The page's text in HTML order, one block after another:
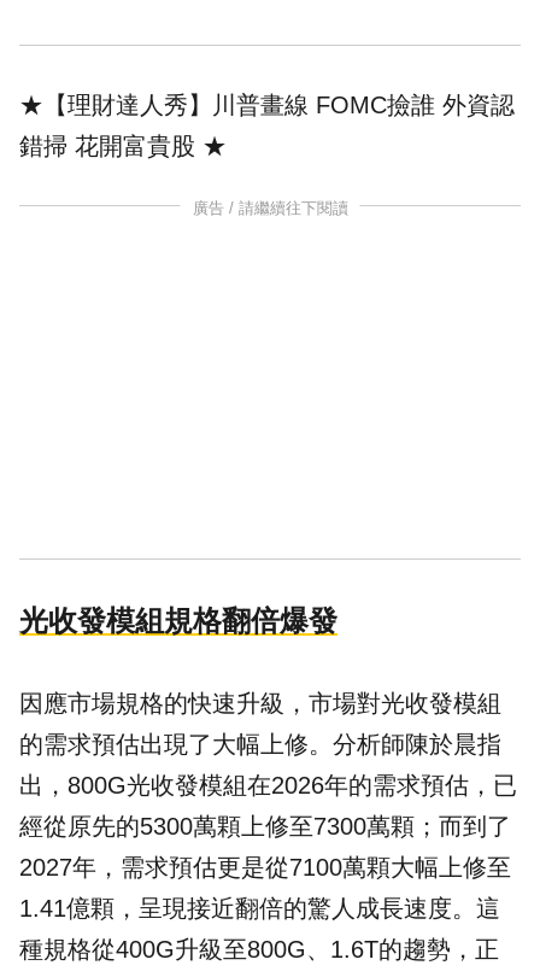
★【理財達人秀】川普畫線 FOMC撿誰 外資認
錯掃 花開富貴股 ★
廣告 / 請繼續往下閱讀
光收發模組規格翻倍爆發
因應市場規格的快速升級，市場對光收發模組
的需求預估出現了大幅上修。分析師陳於晨指
出，800G光收發模組在2026年的需求預估，已
經從原先的5300萬顆上修至7300萬顆；而到了
2027年，需求預估更是從7100萬顆大幅上修至
1.41億顆，呈現接近翻倍的驚人成長速度。這
種規格從400G升級至800G、1.6T的趨勢，正